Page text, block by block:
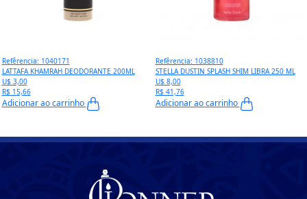
Refêrencia: 1040171
LATTAFA KHAMRAH DEODORANTE 200ML
U$ 3,00
R$ 15,66
Adicionar ao carrinho
Refêrencia: 1038810
STELLA DUSTIN SPLASH SHIM LIBRA 250 ML
U$ 8,00
R$ 41,76
Adicionar ao carrinho